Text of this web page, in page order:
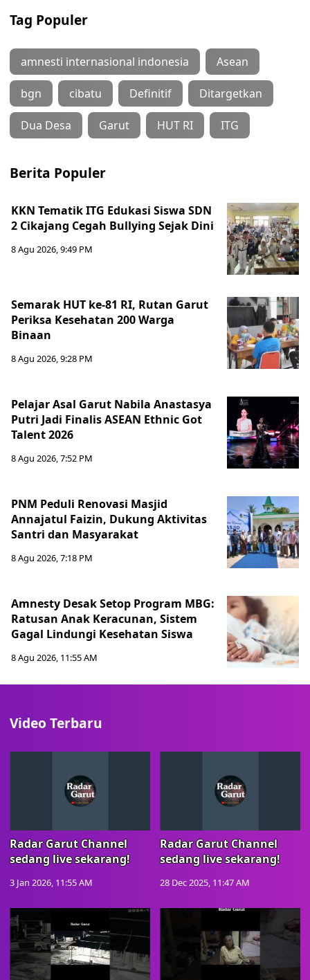
Tag Populer
amnesti internasional indonesia Asean
bgn cibatu Definitif Ditargetkan
Dua Desa Garut HUT RI ITG
Berita Populer
KKN Tematik ITG Edukasi Siswa SDN
2 Cikajang Cegah Bullying Sejak Dini
8 Agu 2026, 9:49 PM
Semarak HUT ke-81 RI, Rutan Garut
Periksa Kesehatan 200 Warga
Binaan
8 Agu 2026, 9:28 PM
Pelajar Asal Garut Nabila Anastasya
Putri Jadi Finalis ASEAN Ethnic Got
Talent 2026
8 Agu 2026, 7:52 PM
PNM Peduli Renovasi Masjid
Annajatul Faizin, Dukung Aktivitas
Santri dan Masyarakat
8 Agu 2026, 7:18 PM
Amnesty Desak Setop Program MBG:
Ratusan Anak Keracunan, Sistem
Gagal Lindungi Kesehatan Siswa
8 Agu 2026, 11:55 AM
Video Terbaru
Radar Garut Channel
sedang live sekarang!
3 Jan 2026, 11:55 AM
Radar Garut Channel
sedang live sekarang!
28 Dec 2025, 11:47 AM